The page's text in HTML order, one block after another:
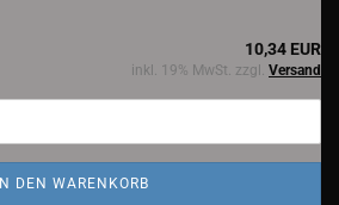
10,34 EUR
inkl. 19% MwSt. zzgl. Versand
IN DEN WARENKORB